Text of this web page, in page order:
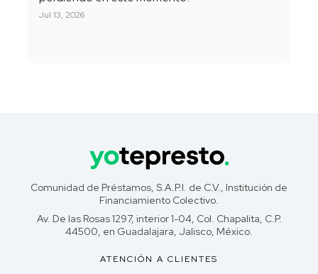
Jul 13, 2026
Comunidad de Préstamos, S.A.P.I. de C.V., Institución de
Financiamiento Colectivo.
Av. De las Rosas 1297, interior 1-04, Col. Chapalita, C.P.
44500, en Guadalajara, Jalisco, México.
ATENCIÓN A CLIENTES